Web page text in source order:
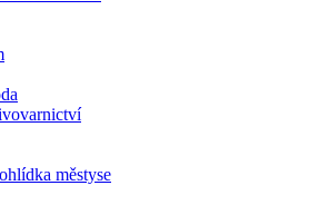
městyse